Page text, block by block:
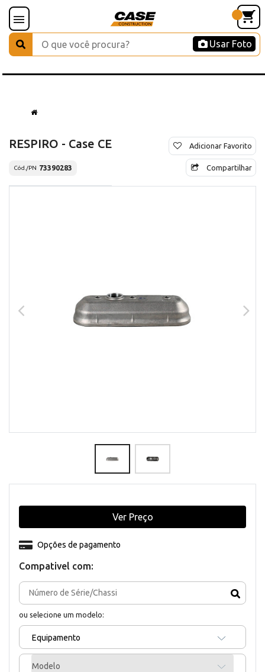
Usar Foto
RESPIRO - Case CE
Cód./PN 73390283
Adicionar Favorito
Compartilhar
Compativel com:
ou selecione um modelo:
Equipamento
Modelo
Opções de pagamento
Ver Preço